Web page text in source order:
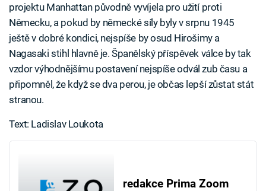
projektu Manhattan původně vyvíjela pro užití proti
Německu, a pokud by německé síly byly v srpnu 1945
ještě v dobré kondici, nejspíše by osud Hirošimy a
Nagasaki stihl hlavně je. Španělský příspěvek válce by tak
vzdor výhodnějšímu postavení nejspíše odvál zub času a
připomněl, že když se dva perou, je občas lepší zůstat stát
stranou.
Text: Ladislav Loukota
redakce Prima Zoom